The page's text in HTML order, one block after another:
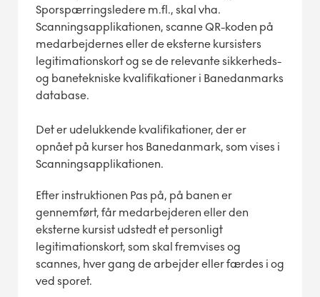
Sporspærringsledere m.fl., skal vha.
Scanningsapplikationen, scanne QR-koden på
medarbejdernes eller de eksterne kursisters
legitimationskort og se de relevante sikkerheds-
og banetekniske kvalifikationer i Banedanmarks
database.
Det er udelukkende kvalifikationer, der er
opnået på kurser hos Banedanmark, som vises i
Scanningsapplikationen.
Efter instruktionen Pas på, på banen er
gennemført, får medarbejderen eller den
eksterne kursist udstedt et personligt
legitimationskort, som skal fremvises og
scannes, hver gang de arbejder eller færdes i og
ved sporet.